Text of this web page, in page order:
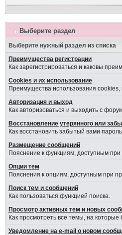
Выберите раздел
Выберите нужный раздел из списка
Преимущества регистрации
Как зарегистрироваться и каковы
Cookies и их использование
Преимущества использования
Авторизация и выход
Как авторизоваться и выходить с
Восстановление утерянного или
Как восстановить забытый вами
Размещение сообщений
Пояснение к функциям, доступным
Опции тем
Пояснения к опциям, доступным при
Поиск тем и сообщений
Как пользоваться функцией поиска.
Просмотр активных тем и новых
Как просмотреть все темы, на
Уведомление на е-mail о новом